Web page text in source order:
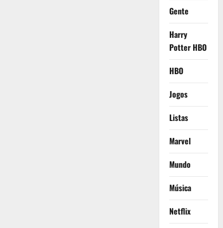
Gente
Harry
Potter HBO
HBO
Jogos
Listas
Marvel
Mundo
Música
Netflix